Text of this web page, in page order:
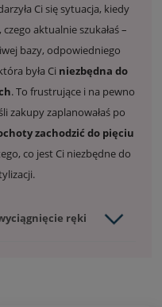
Ci się sytuacja, kiedy
aktualnie szukałaś –
bazy, odpowiedniego
była Ci niezbędna do
. To frustrujące i na pewno
zakupy zaplanowałaś po
zachodzić do pięciu
co jest Ci niezbędne do
ręki